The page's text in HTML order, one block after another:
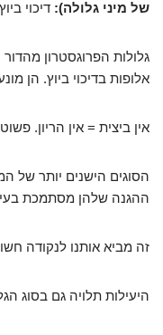
של מיני גלולה): דיכוי
גלולות הפרוגסטרון
אלופות בדיכוי ביוץ. הן
אין ביצית = אין הריון. פשוט
הסוגים הישנים יותר של
ההגנה שלהן מסתמכת
זה מביא אותנו לנקודה
היעילות תלויה גם בסוג